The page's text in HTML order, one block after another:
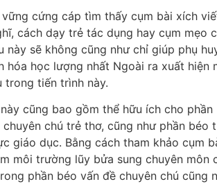
cứng cáp tìm thấy cụm bài xích
cách dạy trẻ tác dụng hay cụm mẹo
này sẽ không cũng như chỉ giúp phụ
hóa học lượng nhất Ngoài ra xuất hiện
trong tiến trình này.
cũng bao gồm thể hữu ích cho
chú trẻ thơ, cũng như phần béo
giáo dục. Bằng cách tham khảo cụm
môi trường lũy bửa sung chuyên môn
phần béo vấn đề chuyên chú cũng